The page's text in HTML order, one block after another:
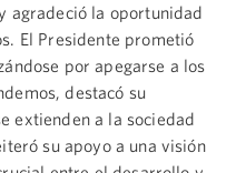
agradeció la oportunidad
El Presidente prometió
por apegarse a los
destacó su
extienden a la sociedad
su apoyo a una visión